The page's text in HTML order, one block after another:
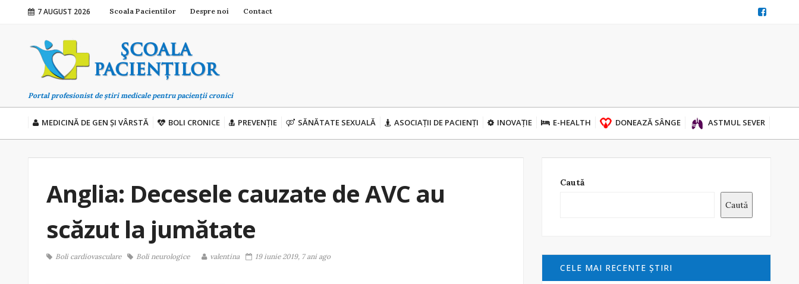
7 AUGUST 2026 Scoala Pacientilor Despre noi Contact
Portal profesionist de știri medicale pentru pacienții cronici
MEDICINĂ DE GEN ȘI VÂRSTĂ BOLI CRONICE PREVENȚIE SĂNĂTATE SEXUALĂ ASOCIAȚII DE PACIENȚI INOVAȚIE E-HEALTH DONEAZĂ SÂNGE ASTMUL SEVER
Anglia: Decesele cauzate de AVC au
scăzut la jumătate
Boli cardiovasculare Boli neurologice valentina 19 iunie 2019, 7 ani ago
Caută
Caută
CELE MAI RECENTE ŞTIRI